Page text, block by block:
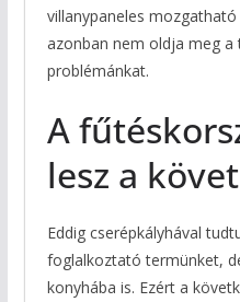
villanypaneles
azonban nem oldja meg a
problémánkat.
A
lesz a
Eddig cserépkályhával
foglalkoztató termünket,
konyhába is. Ezért a